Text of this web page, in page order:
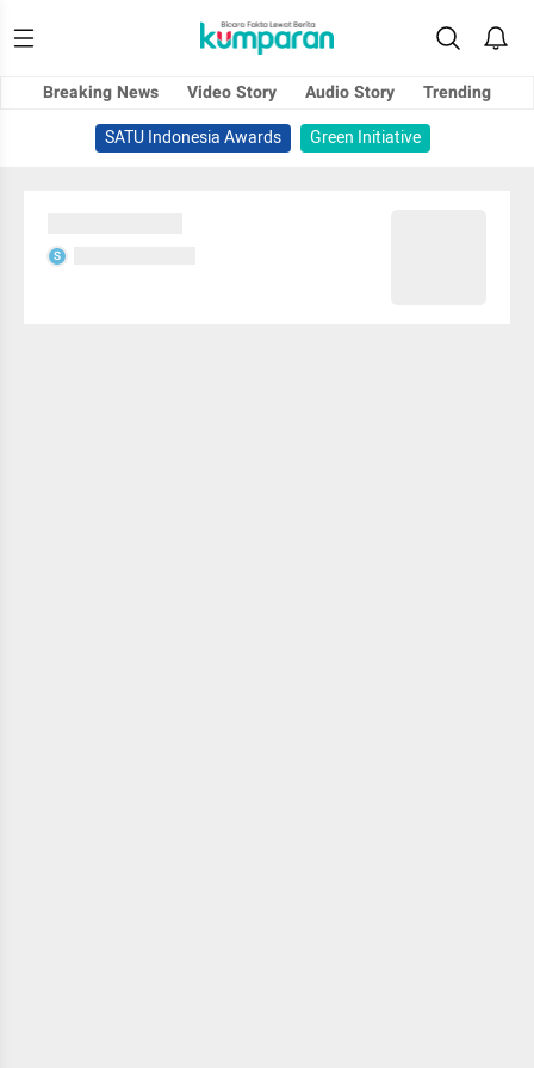
Breaking News Video Story Audio Story
Trending
SATU Indonesia Awards
Green Initiative
S